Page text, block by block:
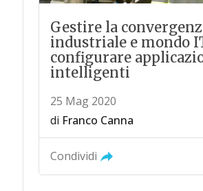
Gestire la
industriale e mondo
configurare
intelligenti
25 Mag 2020
di Franco Canna
Condividi